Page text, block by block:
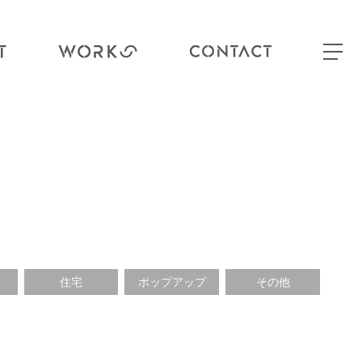
住宅 ポップアップ その他